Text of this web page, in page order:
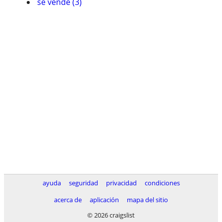
ayuda seguridad privacidad
condiciones
acerca de
aplicación
mapa del sitio
© 2026 craigslist